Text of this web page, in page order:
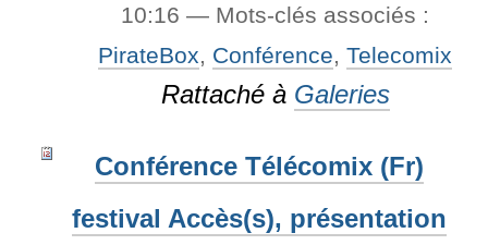
10:16— Mots-clés associés :
PirateBox, Conférence,Telecomix
Rattaché à Galeries
Conférence Télécomix (Fr)
festival Accès(s), présentation